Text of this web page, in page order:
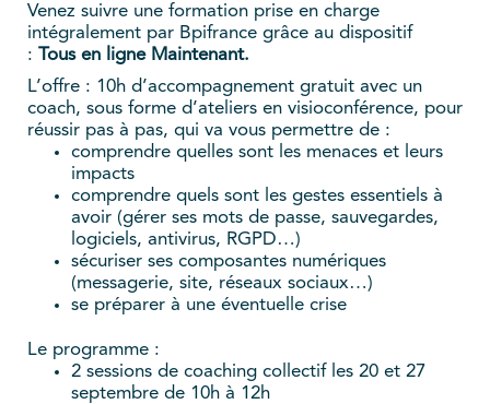
Venez suivre une formation prise en charge
intégralement par Bpifrance grâce au dispositif
: Tous en ligne Maintenant.
L’offre : 10h d’accompagnement gratuit avec un
coach, sous forme d’ateliers en visioconférence, pour
réussir pas à pas, qui va vous permettre de :
comprendre quelles sont les menaces et leurs
impacts
comprendre quels sont les gestes essentiels à
avoir (gérer ses mots de passe, sauvegardes,
logiciels, antivirus, RGPD…)
sécuriser ses composantes numériques
(messagerie, site, réseaux sociaux…)
se préparer à une éventuelle crise
Le programme :
2 sessions de coaching collectif les 20 et 27
septembre de 10h à 12h